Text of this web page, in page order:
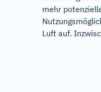
mehr
Luft auf.